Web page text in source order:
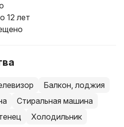
12 лет
Балкон, лоджия
Стиральная машина
Холодильник